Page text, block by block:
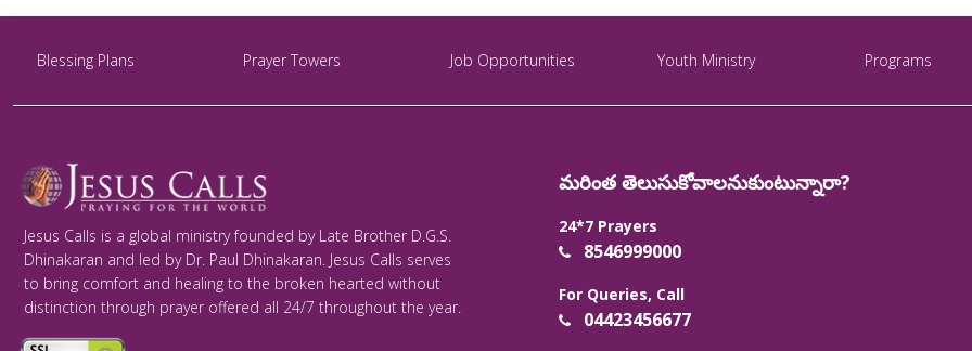
Blessing Plans Prayer Towers Job Opportunities Youth Ministry Programs
Jesus Calls is a global ministry founded by Late Brother D.G.S.
Dhinakaran and led by Dr. Paul Dhinakaran. Jesus Calls serves
to bring comfort and healing to the broken hearted without
distinction through prayer offered all 24/7 throughout the year.
మరింత తెలుసుకోవాలనుకుంటున్నారా?
24*7 Prayers
8546999000
For Queries, Call
04423456677